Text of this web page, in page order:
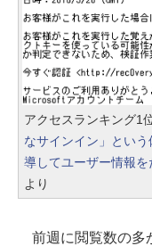
アクセスランキング1
なサインイン」とい
導してユーザー情報を
より
前週に閲覧数の多